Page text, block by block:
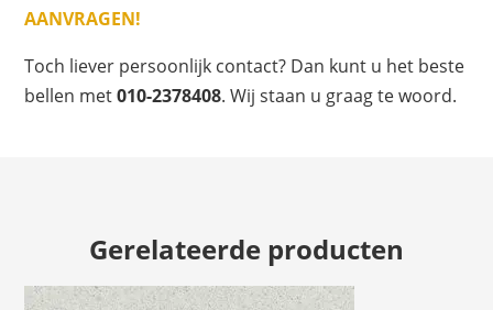
AANVRAGEN!
Toch liever persoonlijk contact? Dan kunt u het beste
bellen met010-2378408. Wij staan u graag te woord.
Gerelateerde producten